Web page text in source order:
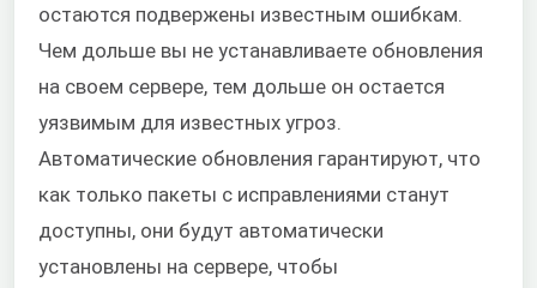
остаются подвержены известным ошибкам.
Чем дольше вы не устанавливаете обновления
на своем сервере, тем дольше он остается
уязвимым для известных угроз.
Автоматические обновления гарантируют, что
как только пакеты с исправлениями станут
доступны, они будут автоматически
установлены на сервере, чтобы